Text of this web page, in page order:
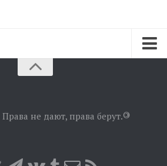
Права не дают, права берут.©